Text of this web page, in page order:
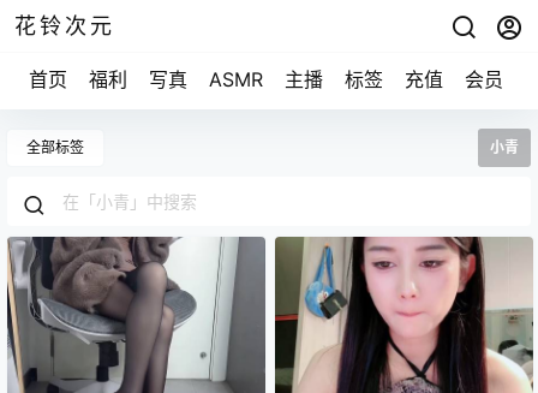
花铃次元
首页 福利 写真 ASMR 主播 标签 充值 会员
全部标签 小青